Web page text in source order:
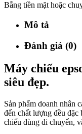
Bằng tiền mặt hoặc
Mô tả
Đánh giá (0)
Máy chiếu
siêu đẹp.
Sản phẩm doanh nhân
đến chất lượng đều
chiếu dùng di chuyển,